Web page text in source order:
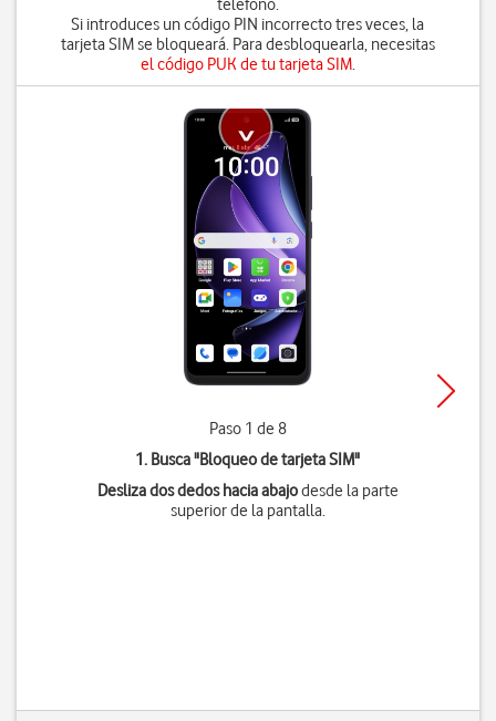
teléfono.
Si introduces un código PIN incorrecto tres veces, la
tarjeta SIM se bloqueará. Para desbloquearla, necesitas
el código PUK de tu tarjeta SIM.
Paso 1 de 8
1. Busca "Bloqueo de tarjeta SIM"
Desliza dos dedos hacia abajodesde la parte
superior de la pantalla.